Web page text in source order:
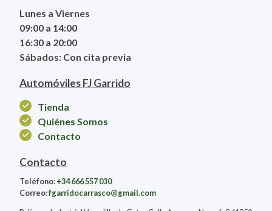
Lunes a Viernes
09:00 a 14:00
16:30 a 20:00
Sábados: Con cita previa
Automóviles FJ Garrido
Tienda
Quiénes Somos
Contacto
Contacto
Teléfono:+34 666 557 030
Correo:fgarridocarrasco@gmail.com